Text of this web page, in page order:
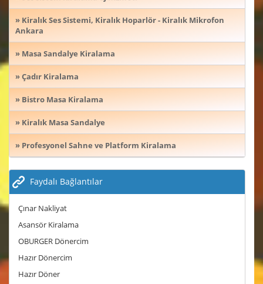
» Kiralık Ses Sistemi, Kiralık Hoparlör - Kiralık Mikrofon
Ankara
» Masa Sandalye Kiralama
» Çadır Kiralama
» Bistro Masa Kiralama
» Kiralık Masa Sandalye
» Profesyonel Sahne ve Platform Kiralama
Faydalı Bağlantılar
Çınar Nakliyat
Asansör Kiralama
OBURGER Dönercim
Hazır Dönercim
Hazır Döner